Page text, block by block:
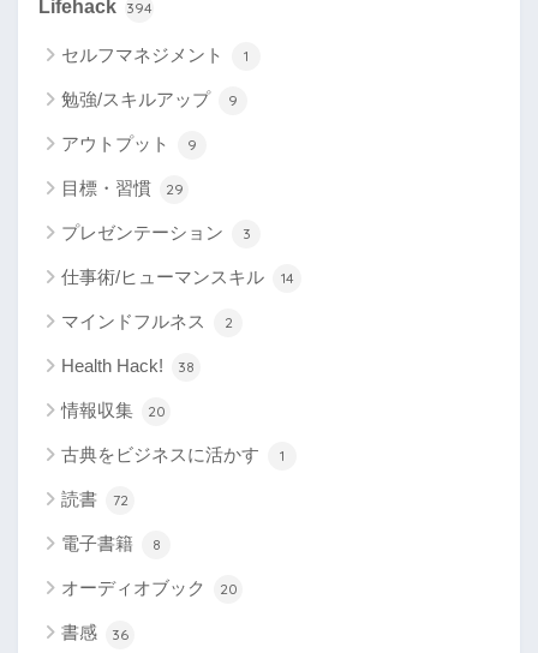
Lifehack 394
セルフマネジメント 1
勉強/スキルアップ 9
アウトプット 9
目標・習慣 29
プレゼンテーション 3
仕事術/ヒューマンスキル 14
マインドフルネス 2
Health Hack! 38
情報収集 20
古典をビジネスに活かす 1
読書 72
電子書籍 8
オーディオブック 20
書感 36